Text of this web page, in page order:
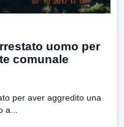
uomo per
comunale
per aver aggredito una